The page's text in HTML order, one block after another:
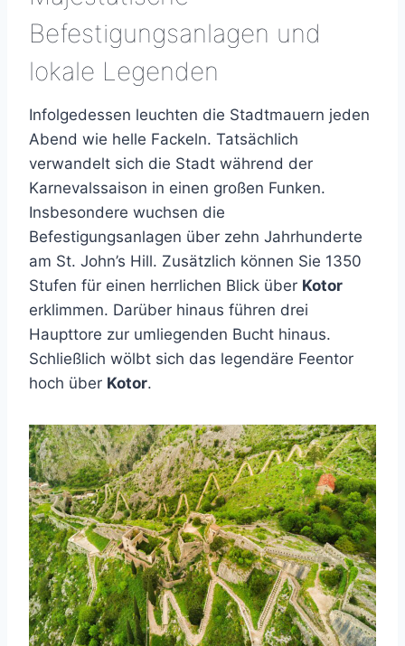
Befestigungsanlagen und
lokale Legenden
Infolgedessen leuchten die Stadtmauern jeden
Abend wie helle Fackeln. Tatsächlich
verwandelt sich die Stadt während der
Karnevalssaison in einen großen Funken.
Insbesondere wuchsen die
Befestigungsanlagen über zehn Jahrhunderte
am St. John’s Hill. Zusätzlich können Sie 1350
Stufen für einen herrlichen Blick über Kotor
erklimmen. Darüber hinaus führen drei
Haupttore zur umliegenden Bucht hinaus.
Schließlich wölbt sich das legendäre Feentor
hoch über Kotor.